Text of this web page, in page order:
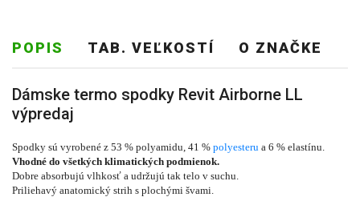
POPIS TAB. VEĽKOSTÍ O ZNAČKE
Dámske termo spodky Revit Airborne LL
výpredaj
Spodky sú vyrobené z 53 % polyamidu, 41 % polyesteru a 6 % elastínu.
Vhodné do všetkých klimatických podmienok.
Dobre absorbujú vlhkosť a udržujú tak telo v suchu.
Priliehavý anatomický strih s plochými švami.